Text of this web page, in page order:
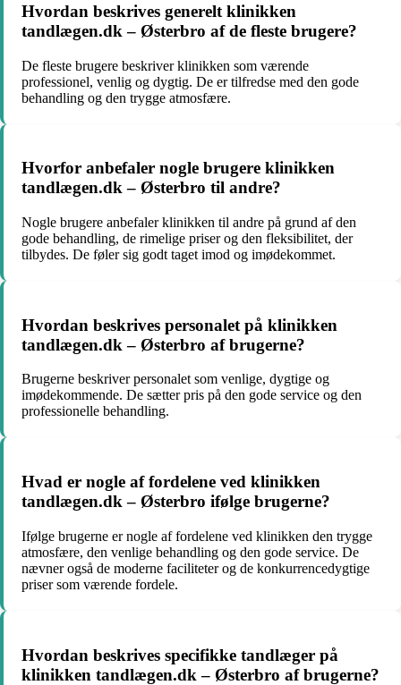
Hvordan beskrives generelt klinikken
tandlægen.dk – Østerbro af de fleste brugere?
De fleste brugere beskriver klinikken som værende
professionel, venlig og dygtig. De er tilfredse med den gode
behandling og den trygge atmosfære.
Hvorfor anbefaler nogle brugere klinikken
tandlægen.dk – Østerbro til andre?
Nogle brugere anbefaler klinikken til andre på grund af den
gode behandling, de rimelige priser og den fleksibilitet, der
tilbydes. De føler sig godt taget imod og imødekommet.
Hvordan beskrives personalet på klinikken
tandlægen.dk – Østerbro af brugerne?
Brugerne beskriver personalet som venlige, dygtige og
imødekommende. De sætter pris på den gode service og den
professionelle behandling.
Hvad er nogle af fordelene ved klinikken
tandlægen.dk – Østerbro ifølge brugerne?
Ifølge brugerne er nogle af fordelene ved klinikken den trygge
atmosfære, den venlige behandling og den gode service. De
nævner også de moderne faciliteter og de konkurrencedygtige
priser som værende fordele.
Hvordan beskrives specifikke tandlæger på
klinikken tandlægen.dk – Østerbro af brugerne?